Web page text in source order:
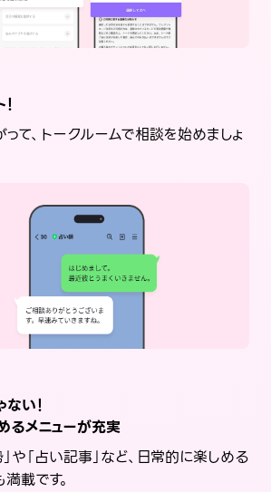
て、トークルームで相談を始めましょ
い！
るメニューが充実
や「占い記事」など、日常的に楽しめる
載です。